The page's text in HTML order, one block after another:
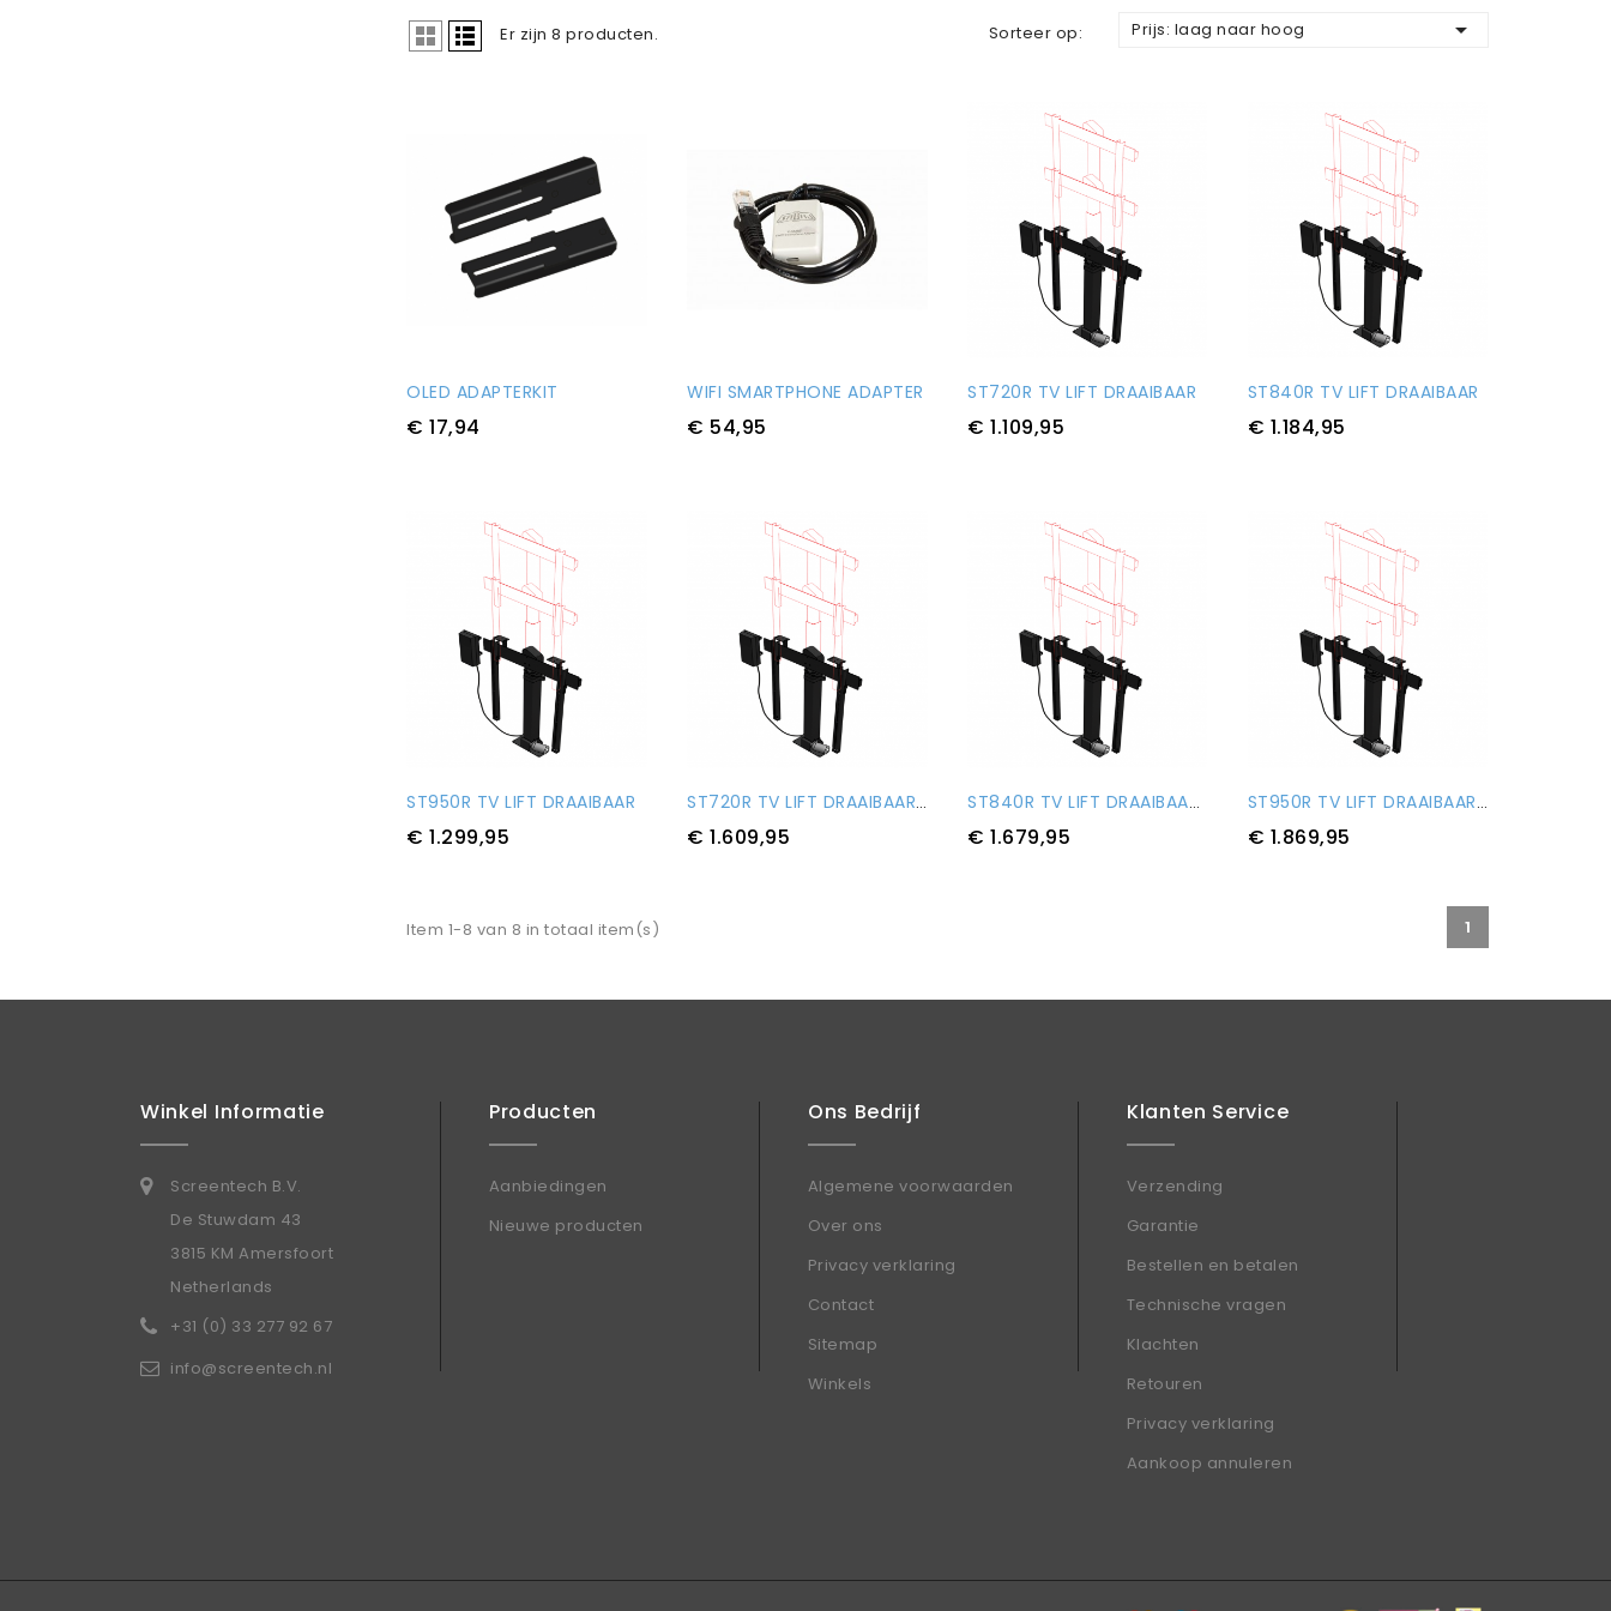
Er zijn 8 producten. Sorteer op: Prijs: laag naar hoog 
OLED ADAPTERKIT
€ 17,94
WIFI SMARTPHONE ADAPTER
€ 54,95
ST720R TV LIFT DRAAIBAAR
€ 1.109,95
ST840R TV LIFT DRAAIBAAR
€ 1.184,95
ST950R TV LIFT DRAAIBAAR
€ 1.299,95
ST720R TV LIFT DRAAIBAAR + KL
€ 1.609,95
ST840R TV LIFT DRAAIBAAR + KL
€ 1.679,95
ST950R TV LIFT DRAAIBAAR + KL
€ 1.869,95
Item 1-8 van 8 in totaal item(s) 1
Winkel Informatie
Screentech B.V.
De Stuwdam 43
3815 KM Amersfoort
Netherlands
+31 (0) 33 277 92 67
info@screentech.nl
Producten
Aanbiedingen
Nieuwe producten
Ons Bedrijf
Algemene voorwaarden
Over ons
Privacy verklaring
Contact
Sitemap
Winkels
Klanten Service
Verzending
Garantie
Bestellen en betalen
Technische vragen
Klachten
Retouren
Privacy verklaring
Aankoop annuleren